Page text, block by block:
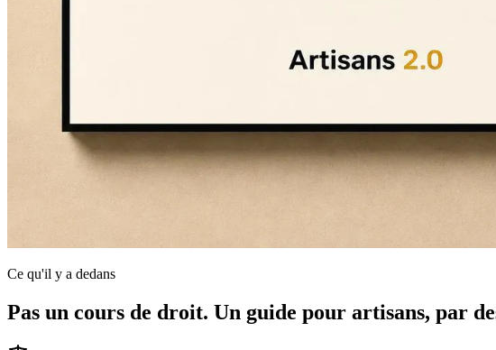
Ce qu'il y a dedans
Pas un cours de droit. Un guide pour artisans, par